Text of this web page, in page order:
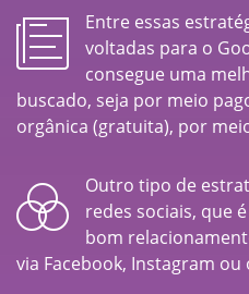
Entre essas
voltadas para o
consegue uma
buscado, seja por meio
orgânica (gratuita), por
Outro tipo de
redes sociais, que
bom
via Facebook, Instagram ou